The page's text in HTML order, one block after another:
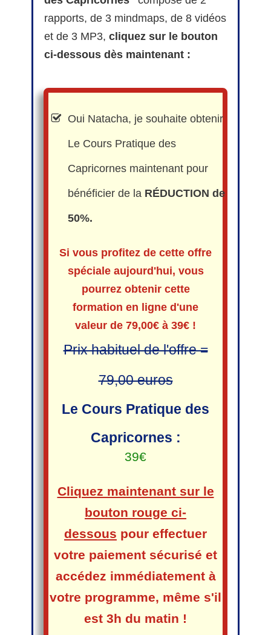
rapports, de 3 mindmaps, de 8 vidéos
et de 3 MP3, cliquez sur le bouton
ci-dessous dès maintenant :
Oui Natacha, je souhaite obtenir
Le Cours Pratique des
Capricornes maintenant pour
bénéficier de la RÉDUCTION de
50%.
Si vous profitez de cette offre
spéciale aujourd'hui, vous
pourrez obtenir cette
formation en ligne d'une
valeur de 79,00€ à 39€ !
Prix habituel de l'offre =
79,00 euros
Le Cours Pratique des
Capricornes :
39€
Cliquez maintenant sur le
bouton rouge ci-
dessous pour effectuer
votre paiement sécurisé et
accédez immédiatement à
votre programme, même s'il
est 3h du matin !